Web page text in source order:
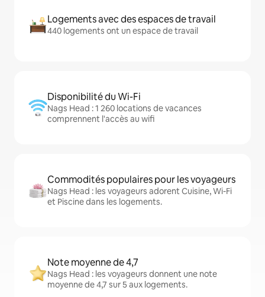
Logements avec des espaces de travail
440 logements ont un espace de travail
Disponibilité du Wi-Fi
Nags Head : 1 260 locations de vacances
comprennent l'accès au wifi
Commodités populaires pour les voyageurs
Nags Head : les voyageurs adorent Cuisine, Wi-Fi
et Piscine dans les logements.
Note moyenne de 4,7
Nags Head : les voyageurs donnent une note
moyenne de 4,7 sur 5 aux logements.